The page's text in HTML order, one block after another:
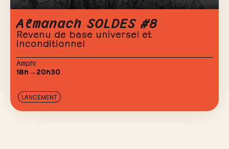
Almanach SOLDES #8
Revenu de base universel et
inconditionnel
Amphi
18h→20h30
LANCEMENT